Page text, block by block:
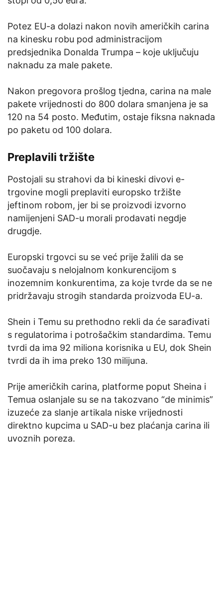
Potez EU-a dolazi nakon novih američkih carina
na kinesku robu pod administracijom
predsjednika Donalda Trumpa – koje uključuju
naknadu za male pakete.
Nakon pregovora prošlog tjedna, carina na male
pakete vrijednosti do 800 dolara smanjena je sa
120 na 54 posto. Međutim, ostaje fiksna naknada
po paketu od 100 dolara.
Preplavili tržište
Postojali su strahovi da bi kineski divovi e-
trgovine mogli preplaviti europsko tržište
jeftinom robom, jer bi se proizvodi izvorno
namijenjeni SAD-u morali prodavati negdje
drugdje.
Europski trgovci su se već prije žalili da se
suočavaju s nelojalnom konkurencijom s
inozemnim konkurentima, za koje tvrde da se ne
pridržavaju strogih standarda proizvoda EU-a.
Shein i Temu su prethodno rekli da će sarađivati ​​
s regulatorima i potrošačkim standardima. Temu
tvrdi da ima 92 miliona korisnika u EU, dok Shein
tvrdi da ih ima preko 130 milijuna.
Prije američkih carina, platforme poput Sheina i
Temua oslanjale su se na takozvano “de minimis”
izuzeće za slanje artikala niske vrijednosti
direktno kupcima u SAD-u bez plaćanja carina ili
uvoznih poreza.